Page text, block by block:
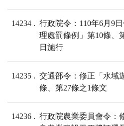
14234
行政院令：110年6月9
理處罰條例」第10條、
日施行
14235
交通部令：修正「水域
條、第27條之1條文
14236
行政院農業委員會令：